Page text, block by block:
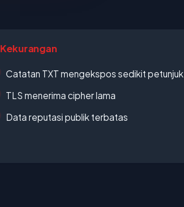
Kekurangan
Catatan TXT mengekspos sedikit petunjuk
TLS menerima cipher lama
Data reputasi publik terbatas